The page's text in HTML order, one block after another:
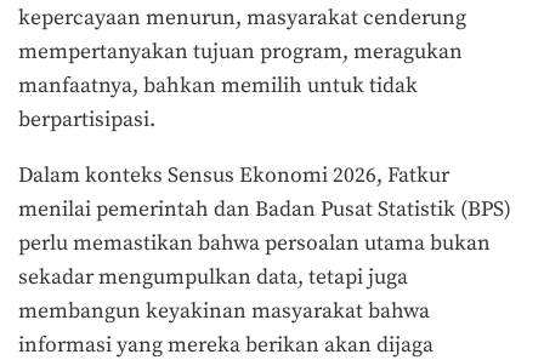
kepercayaan menurun, masyarakat cenderung
mempertanyakan tujuan program, meragukan
manfaatnya, bahkan memilih untuk tidak
berpartisipasi.
Dalam konteks Sensus Ekonomi 2026, Fatkur
menilai pemerintah dan Badan Pusat Statistik (BPS)
perlu memastikan bahwa persoalan utama bukan
sekadar mengumpulkan data, tetapi juga
membangun keyakinan masyarakat bahwa
informasi yang mereka berikan akan dijaga